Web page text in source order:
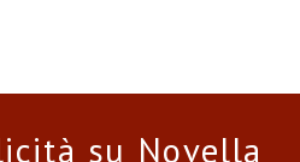
su Novella